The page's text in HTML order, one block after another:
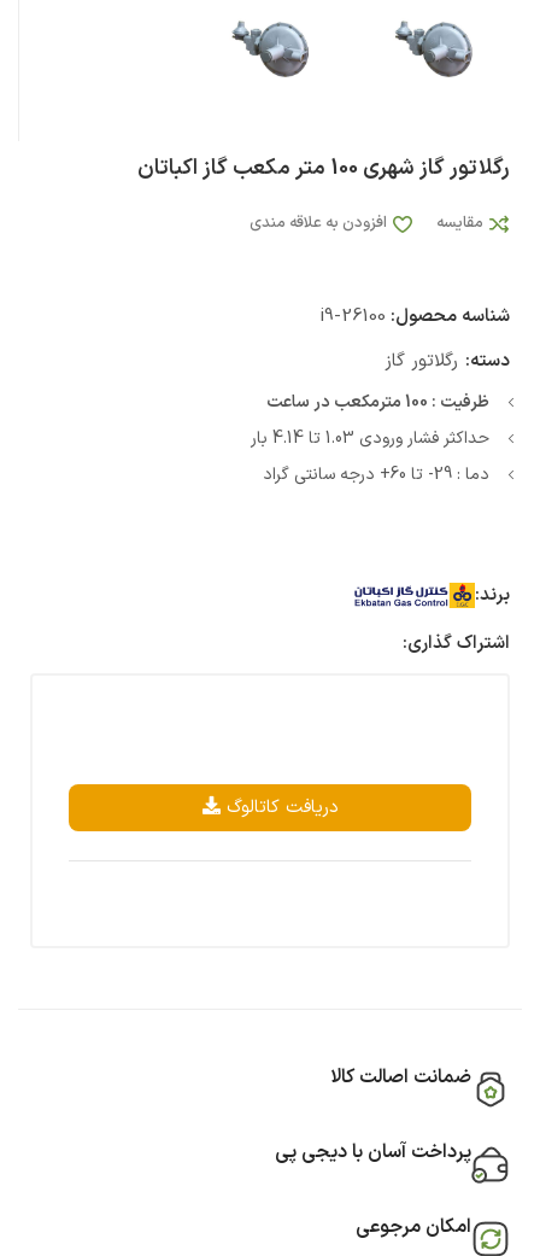
رگلاتور گاز شهری 100 متر مکعب گاز اکباتان
مقایسه افزودن به علاقه مندی
شناسه محصول: i9-26100
دسته: رگلاتور گاز
ظرفیت : 100 مترمکعب در ساعت
حداکثر فشار ورودی 1.03 تا 4.14 بار
دما : 29- تا 60+ درجه سانتی گراد
برند:
اشتراک گذاری:
دریافت کاتالوگ
ضمانت اصالت کالا
پرداخت آسان با دیجی پی
امکان مرجوعی